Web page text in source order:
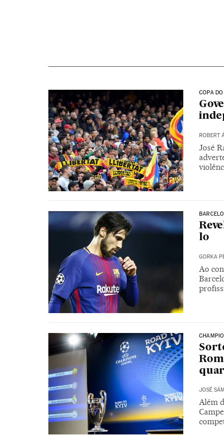
COPA DO
ROBERT
José
lo
GORKA
Ao
JOSÉ
Além